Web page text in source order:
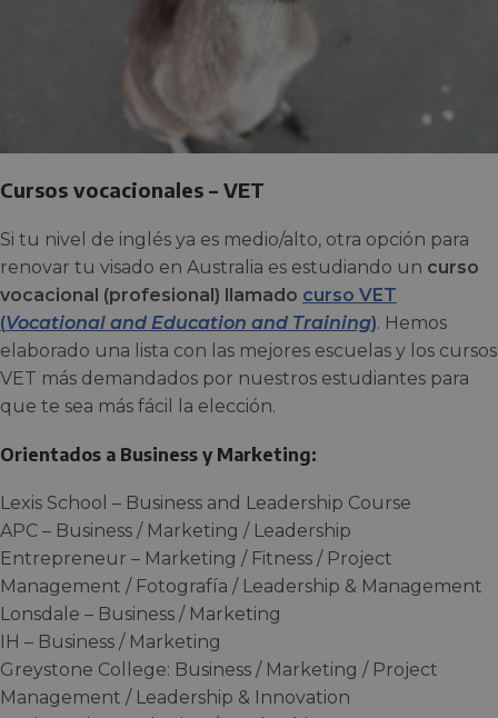
Cursos vocacionales – VET
Si tu nivel de inglés ya es medio/alto, otra opción para
renovar tu visado en Australia es estudiando un curso
vocacional (profesional) llamado curso VET
(Vocational and Education and Training). Hemos
elaborado una lista con las mejores escuelas y los cursos
VET más demandados por nuestros estudiantes para
que te sea más fácil la elección.
Orientados a Business y Marketing:
Lexis School – Business and Leadership Course
APC – Business / Marketing / Leadership
Entrepreneur – Marketing / Fitness / Project
Management / Fotografía / Leadership & Management
Lonsdale – Business / Marketing
IH – Business / Marketing
Greystone College: Business / Marketing / Project
Management / Leadership & Innovation